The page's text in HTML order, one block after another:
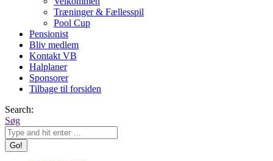
Træninger & Fællesspil
Pool Cup
Pensionist
Bliv medlem
Kontakt VB
Halplaner
Sponsorer
Tilbage til forsiden
Search:
Søg